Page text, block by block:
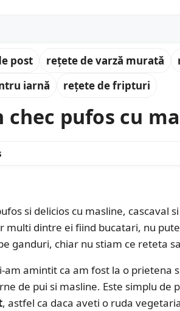
post rețete de varză murată
iarnă rețete de fripturi
chec pufos cu
si delicios cu masline, cascaval
dintre ei fiind bucatari, nu
ganduri, chiar nu stiam ce reteta
amintit ca am fost la o prietena
de pui si masline. Este simplu de
, astfel ca daca aveti o ruda